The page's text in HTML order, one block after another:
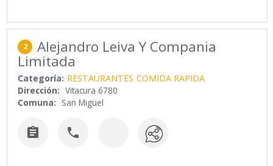
2 Alejandro Leiva Y Compania
Limitada
Categoría: RESTAURANTES COMIDA RAPIDA
Dirección: Vitacura 6780
Comuna: San Miguel
 